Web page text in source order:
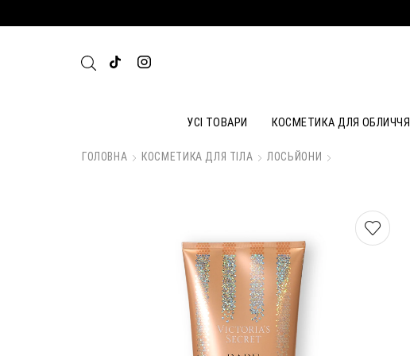
УСІ ТОВАРИ КОСМЕТИКА ДЛЯ ОБЛИЧЧЯ
ГОЛОВНА КОСМЕТИКА ДЛЯ ТІЛА ЛОСЬЙОНИ